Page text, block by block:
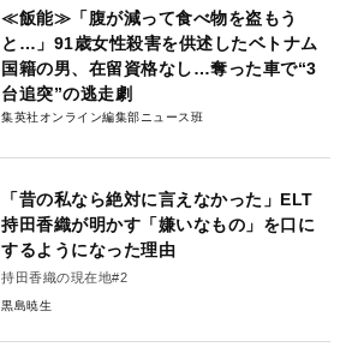
≪飯能≫「腹が減って食べ物を盗もう
と…」91歳女性殺害を供述したベトナム
国籍の男、在留資格なし…奪った車で“3
台追突”の逃走劇
集英社オンライン編集部ニュース班
「昔の私なら絶対に言えなかった」ELT
持田香織が明かす「嫌いなもの」を口に
するようになった理由
持田香織の現在地#2
黒島暁生